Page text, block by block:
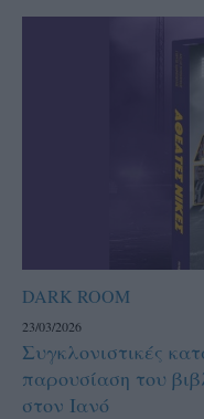
DARK ROOM
23/03/2026
Συγκλονιστικές
παρουσίαση του
στον Ιανό